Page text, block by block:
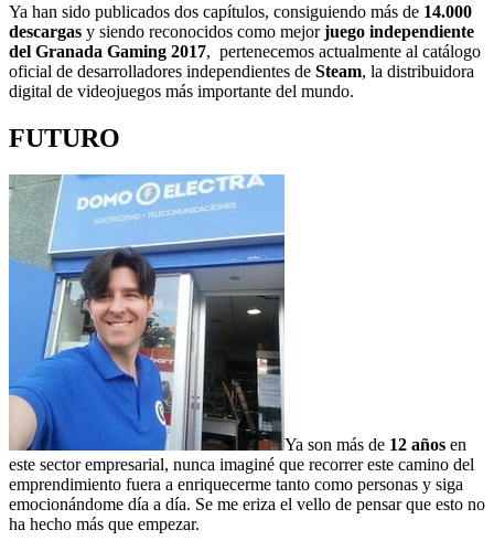
Ya han sido publicados dos capítulos, consiguiendo más de 14.000
descargas y siendo reconocidos como mejorjuego independiente
del Granada Gaming 2017, pertenecemos actualmente al catálogo
oficial de desarrolladores independientes de Steam, la distribuidora
digital de videojuegos más importante del mundo.
FUTURO
Ya son más de 12 años en
este sector empresarial, nunca imaginé que recorrer este camino del
emprendimiento fuera a enriquecerme tanto como personas y siga
emocionándome día a día. Se me eriza el vello de pensar que esto no
ha hecho más que empezar.